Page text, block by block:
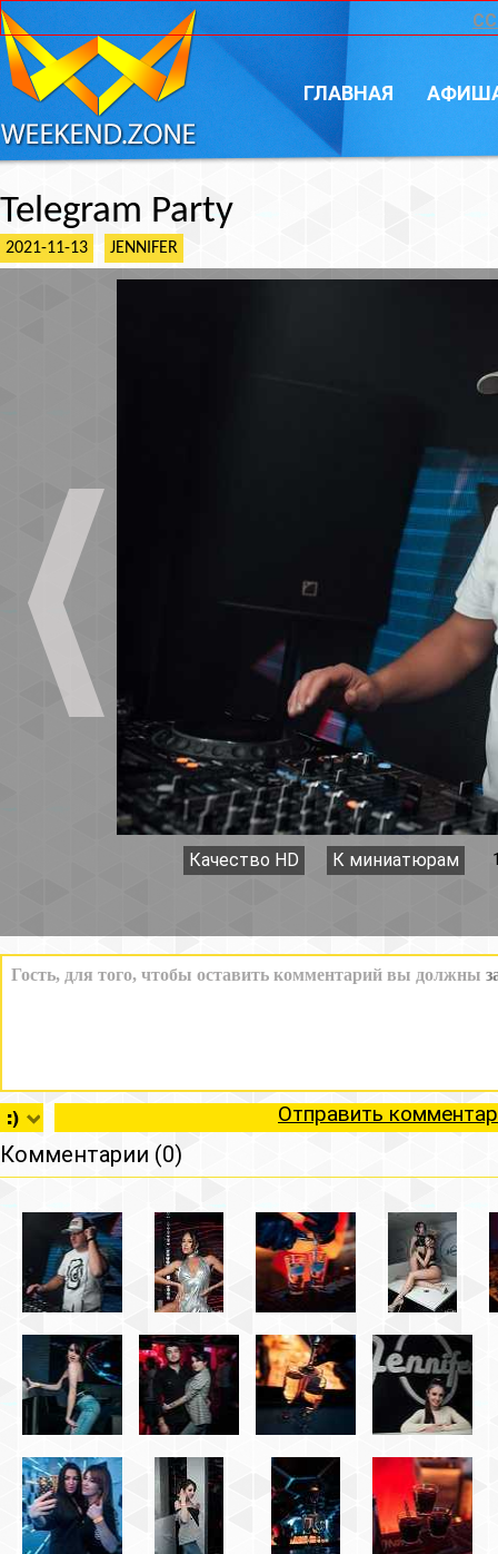
ГЛАВНАЯ
Telegram Party
2021-11-13 JENNIFER
Качество HD К миниатюрам
Отправить
Комментарии (0)